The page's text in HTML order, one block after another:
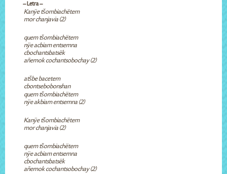
-- Letra --
Kanÿe tšombiachëtem
mor chanjavia (2)
quem tšombiachëtem
nÿe acbiam entsemna
cbochantsbatsëk
añemok cochantsobochay (2)
atšbe bacetem
cbontsebobonshan
quem tšombiachëtem
nÿe akbiam entsemna (2)
Kanÿe tšombiachëtem
mor chanjavia (2)
quem tšombiachëtem
nÿe acbiam entsemna
cbochantsbatsëk
añemok cochantsobochay (2)